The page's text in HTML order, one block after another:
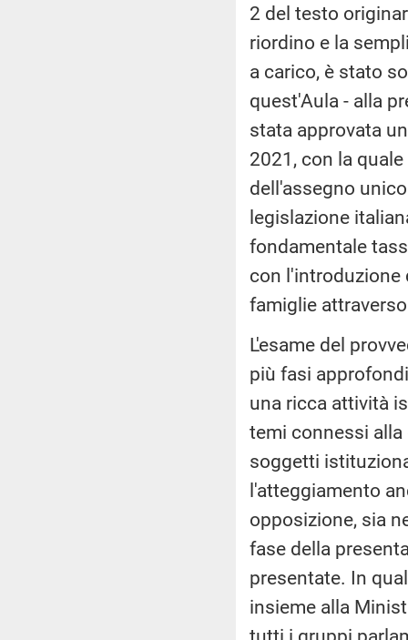
2 del testo
riordino e la
a carico, è stato
quest'Aula - alla
stata approvata
2021, con la
dell'assegno
legislazione
fondamentale
con l'introduzione
famiglie
L'esame del
più fasi
una ricca attività
temi connessi
soggetti
l'atteggiamento
opposizione, sia
fase della
presentate. In
insieme alla